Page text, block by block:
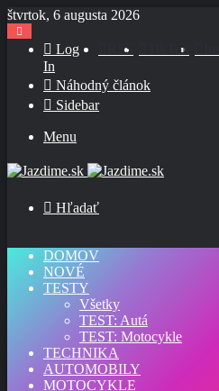
štvrtok, 6 augusta 2026
TikTok
RSS
Log
In
Náhodný článok
Sidebar
Menu
Hľadať
DOMOV
NOVÉ
TESTY
Všetky
TEST: Autá
TEST: Motocykle
TECHNIKA
AUTOMOBILY
MOTOCYKLE